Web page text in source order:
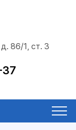
86/1, ст. 3